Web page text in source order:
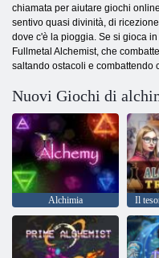
chiamata per aiutare giochi
sentivo quasi divinità, di
dove c'è la pioggia. Se si gioca
Fullmetal Alchemist, che
saltando ostacoli e combattendo
Nuovi Giochi di
Alchimia